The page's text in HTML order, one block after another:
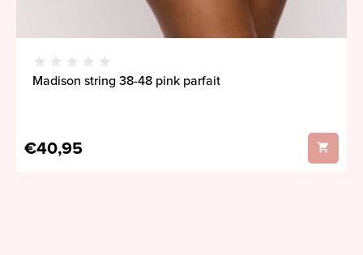
Madison string 38-48 pink parfait
€40,95